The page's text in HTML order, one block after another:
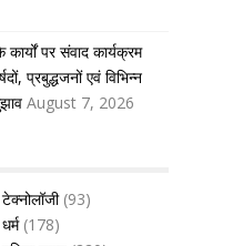
पर संवाद कार्यक्रम
प्रबुद्धजनों एवं विभिन्न
August 7, 2026
टेक्नोलॉजी(93)
धर्म(178)